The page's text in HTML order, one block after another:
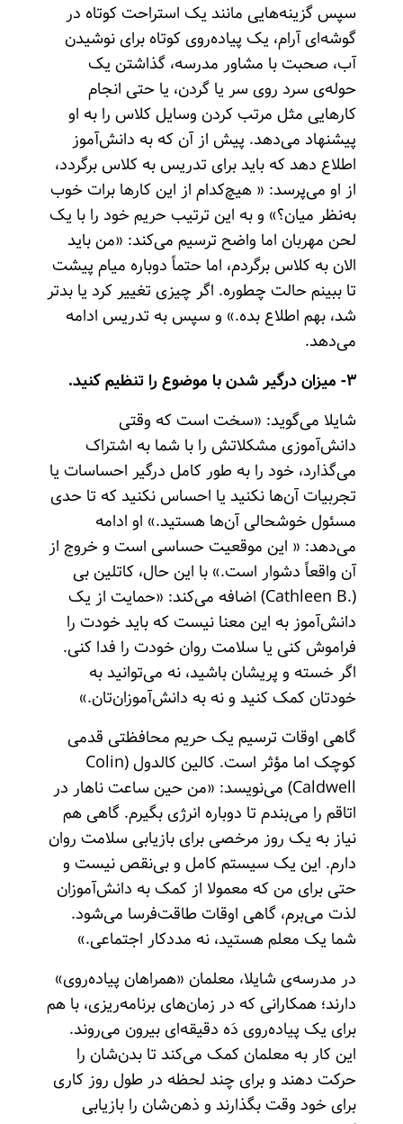
سپس گزینه‌هایی مانند یک استراحت کوتاه در
گوشه‌ای آرام، یک پیاده‌روی کوتاه برای نوشیدن
آب، صحبت با مشاور مدرسه، گذاشتن یک
حوله‌ی سرد روی سر یا گردن، یا حتی انجام
کارهایی مثل مرتب کردن وسایل کلاس را به او
پیشنهاد می‌دهد. پیش از آن که به دانش‌آموز
اطلاع دهد که باید برای تدریس به کلاس برگردد،
از او می‌پرسد: « هیچ‌کدام از این کارها برات خوب
به‌نظر میان؟» و به این ترتیب حریم خود را با یک
لحن مهربان اما واضح ترسیم می‌کند: «من باید
الان به کلاس برگردم، اما حتماً دوباره میام پیشت
تا ببینم حالت چطوره. اگر چیزی تغییر کرد یا بدتر
شد، بهم اطلاع بده.» و سپس به تدریس ادامه
می‌دهد.
۳- میزان درگیر شدن با موضوع را تنظیم کنید.
شایلا می‌گوید: «سخت است که وقتی
دانش‌آموزی مشکلاتش را با شما به اشتراک
می‌گذارد، خود را به طور کامل درگیر احساسات یا
تجربیات آن‌ها نکنید یا احساس نکنید که تا حدی
مسئول خوشحالی آن‌ها هستید.» او ادامه
می‌دهد: « این موقعیت حساسی است و خروج از
آن واقعاً دشوار است.» با این حال، کاتلین بی
(.Cathleen B) اضافه می‌کند: «حمایت از یک
دانش‌آموز به این معنا نیست که باید خودت را
فراموش کنی یا سلامت روان خودت را فدا کنی.
اگر خسته و پریشان باشید، نه می‌توانید به
خودتان کمک کنید و نه به دانش‌آموزان‌تان.»
گاهی اوقات ترسیم یک حریم محافظتی قدمی
کوچک اما مؤثر است. کالین کالدول (Colin
Caldwell) می‌نویسد: «من حین ساعت ناهار در
اتاقم را می‌بندم تا دوباره انرژی بگیرم. گاهی هم
نیاز به یک روز مرخصی برای بازیابی سلامت روان
دارم. این یک سیستم کامل و بی‌نقص نیست و
حتی برای من که معمولا از کمک به دانش‌آموزان
لذت می‌برم، گاهی اوقات طاقت‌فرسا می‌شود.
شما یک معلم هستید، نه مددکار اجتماعی.»
در مدرسه‌ی شایلا، معلمان «همراهان پیاده‌روی»
دارند؛ همکارانی که در زمان‌های برنامه‌ریزی، با هم
برای یک پیاده‌روی دَه دقیقه‌ای بیرون می‌روند.
این کار به معلمان کمک می‌کند تا بدن‌شان را
حرکت دهند و برای چند لحظه در طول روز کاری
برای خود وقت بگذارند و ذهن‌شان را بازیابی